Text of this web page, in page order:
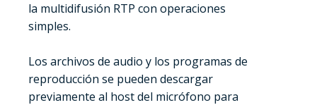
la multidifusión RTP con operaciones
simples.
Los archivos de audio y los programas de
reproducción se pueden descargar
previamente al host del micrófono para